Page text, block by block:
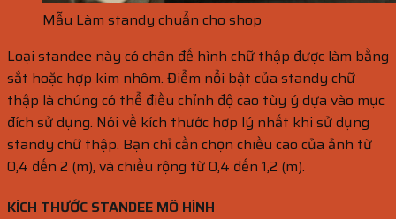
Mẫu Làm standy chuẩn cho shop
Loại standee này có chân đế hình chữ thập được làm bằng
sắt hoặc hợp kim nhôm. Điểm nổi bật của standy chữ
thập là chúng có thể điều chỉnh độ cao tùy ý dựa vào mục
đích sử dụng. Nói về kích thước hợp lý nhất khi sử dụng
standy chữ thập. Bạn chỉ cần chọn chiều cao của ảnh từ
0,4 đến 2 (m), và chiều rộng từ 0,4 đến 1,2 (m).
KÍCH THƯỚC STANDEE MÔ HÌNH